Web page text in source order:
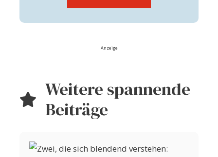
Anzeige
Weitere spannende
Beiträge